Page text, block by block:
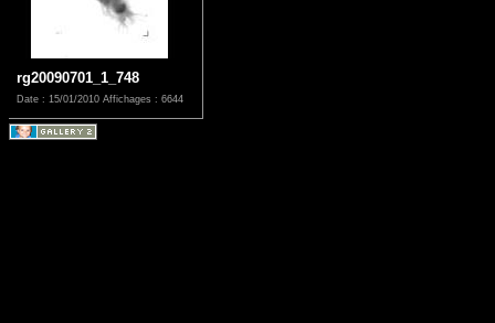
rg20090701_1_748
Date : 15/01/2010 Affichages : 6644